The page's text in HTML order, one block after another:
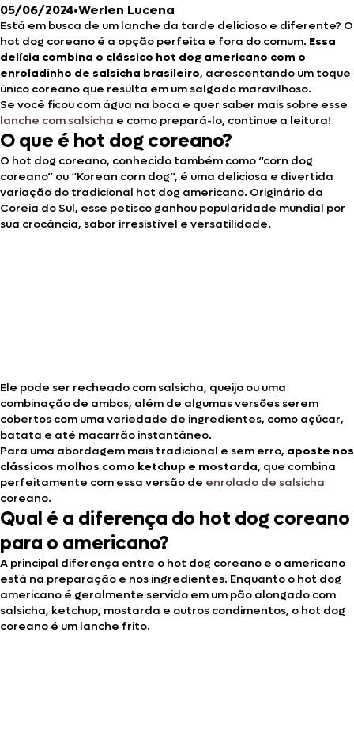
05/06/2024•Werlen Lucena
Está em busca de um lanche da tarde delicioso e diferente? O
hot dog coreano é a opção perfeita e fora do comum. Essa
delícia combina o clássico hot dog americano com o
enroladinho de salsicha brasileiro, acrescentando um toque
único coreano que resulta em um salgado maravilhoso.
Se você ficou com água na boca e quer saber mais sobre esse
lanche com salsicha e como prepará-lo, continue a leitura!
O que é hot dog coreano?
O hot dog coreano, conhecido também como “corn dog
coreano” ou “Korean corn dog”, é uma deliciosa e divertida
variação do tradicional hot dog americano. Originário da
Coreia do Sul, esse petisco ganhou popularidade mundial por
sua crocância, sabor irresistível e versatilidade.
Ele pode ser recheado com salsicha, queijo ou uma
combinação de ambos, além de algumas versões serem
cobertos com uma variedade de ingredientes, como açúcar,
batata e até macarrão instantâneo.
Para uma abordagem mais tradicional e sem erro, aposte nos
clássicos molhos como ketchup e mostarda, que combina
perfeitamente com essa versão de enrolado de salsicha
coreano.
Qual é a diferença do hot dog coreano
para o americano?
A principal diferença entre o hot dog coreano e o americano
está na preparação e nos ingredientes. Enquanto o hot dog
americano é geralmente servido em um pão alongado com
salsicha, ketchup, mostarda e outros condimentos, o hot dog
coreano é um lanche frito.